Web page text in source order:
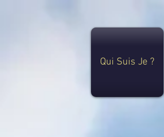
Qui Suis Je ?